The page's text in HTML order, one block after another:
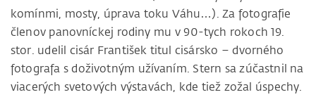
komínmi, mosty, úprava toku Váhu…). Za fotografie
členov panovníckej rodiny mu v 90-tych rokoch 19.
stor. udelil cisár František titul cisársko – dvorného
fotografa s doživotným užívaním. Stern sa zúčastnil na
viacerých svetových výstavách, kde tiež zožal úspechy.